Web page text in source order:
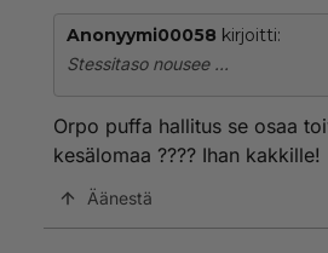
Anonyymi00058 kirjoitti:
Stessitaso nousee ...
Orpo puffa hallitus se osaa
kesälomaa ???? Ihan kakkille!
Äänestä